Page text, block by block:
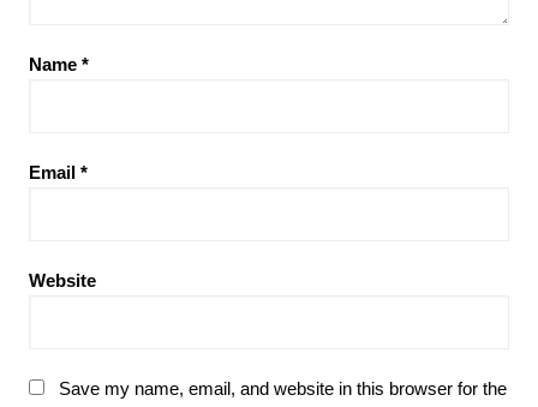
Name *
Email *
Website
Save my name, email, and website in this browser for the